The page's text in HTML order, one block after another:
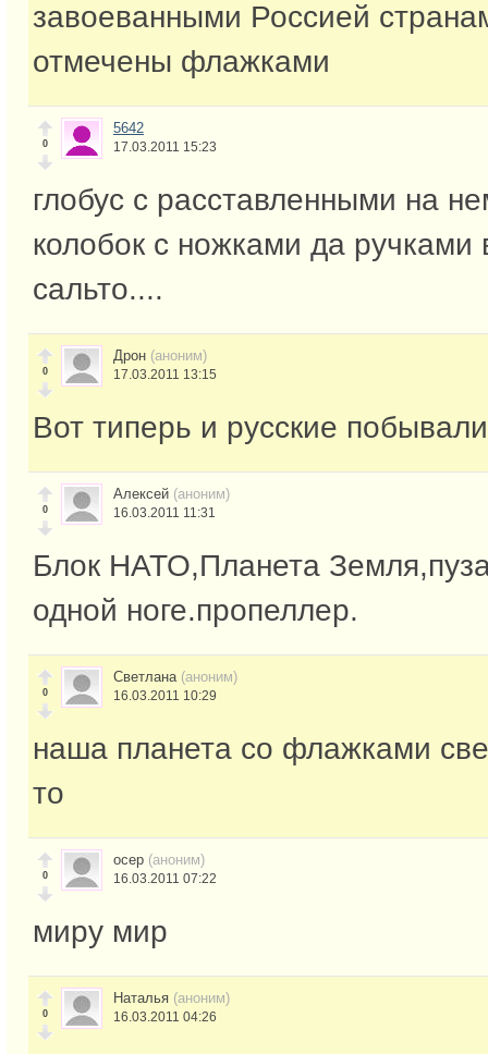
завоеванными Россией
отмечены флажками
0
5642
17.03.2011 15:23
глобус с расставленными на
колобок с ножками да
сальто....
0
Дрон (аноним)
17.03.2011 13:15
Вот типерь и русские
0
Алексей (аноним)
16.03.2011 11:31
Блок НАТО,Планета
одной ноге.пропеллер.
0
Светлана (аноним)
16.03.2011 10:29
наша планета со флажками
то
0
осер (аноним)
16.03.2011 07:22
миру мир
0
Наталья (аноним)
16.03.2011 04:26